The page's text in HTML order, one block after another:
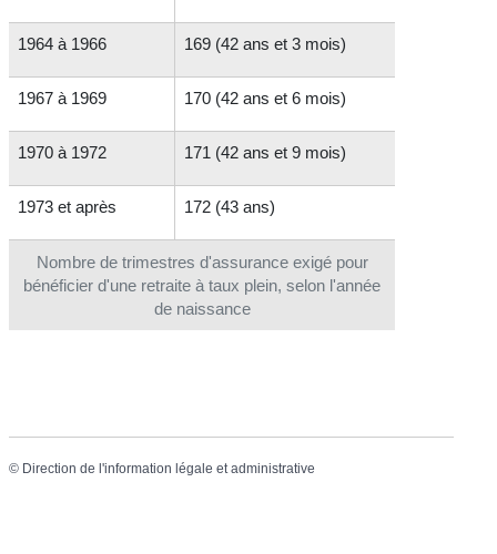
Nombre de trimestres d'assurance exigé pour
bénéficier d'une retraite à taux plein, selon l'année
de naissance
1964 à 1966 169 (42 ans et 3 mois)
1967 à 1969 170 (42 ans et 6 mois)
1970 à 1972 171 (42 ans et 9 mois)
1973 et après 172 (43 ans)
© Direction de l'information légale et administrative